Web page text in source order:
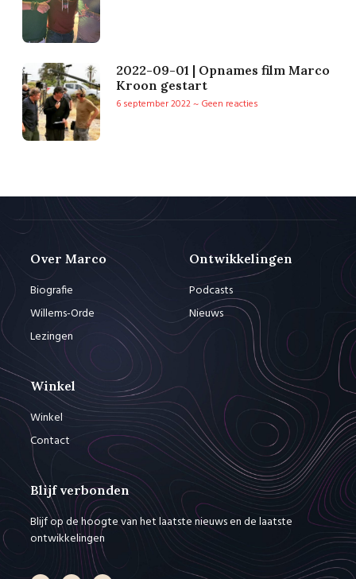
2022-09-01 | Opnames film Marco
Kroon gestart
6 september 2022
Geen reacties
Over Marco
Biografie
Willems-Orde
Lezingen
Ontwikkelingen
Podcasts
Nieuws
Winkel
Winkel
Contact
Blijf verbonden
Blijf op de hoogte van het laatste nieuws en de laatste
ontwikkelingen